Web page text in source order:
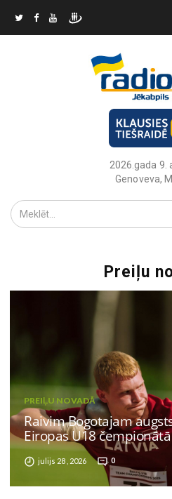
2026.gada 9.
Genoveva,
Preiļu
PREIĻU NOVADĀ
Raivim Bogotajam
Eiropas U18 čempionātā
julijs 28 , 2026 0